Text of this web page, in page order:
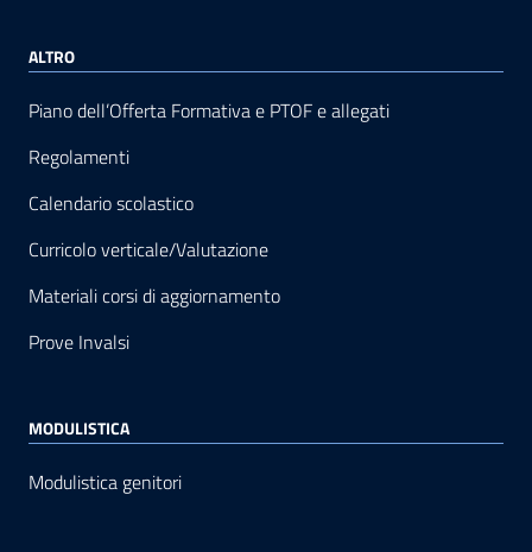
ALTRO
Piano dell’Offerta Formativa e PTOF e allegati
Regolamenti
Calendario scolastico
Curricolo verticale/Valutazione
Materiali corsi di aggiornamento
Prove Invalsi
MODULISTICA
Modulistica genitori